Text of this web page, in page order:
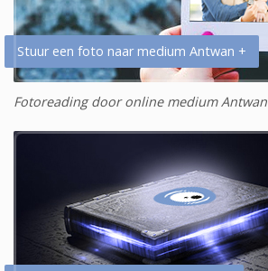
Stuur een foto naar medium Antwan +
Fotoreading door online medium Antwan